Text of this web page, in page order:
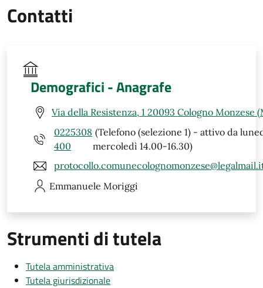
Contatti
Demografici - Anagrafe
Via della Resistenza, 1 20093 Cologno Monzese
0225308
400
(Telefono (selezione 1) - attivo da
mercoledì 14.00-16.30)
Emmanuele Moriggi
Strumenti di tutela
Tutela amministrativa
Tutela giurisdizionale